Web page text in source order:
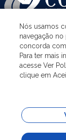
ASSUNTOS
ACESSO À
SITES
Nós usamos
navegação
concorda
Para ter mais
acesse Ver
clique em